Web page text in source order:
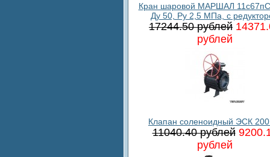
Кран шаровой МАРШАЛ
Ду 50, Ру 2,5 МПа, с
17244.50 рублей
рублей
Клапан соленоидный ЭСК
11040.40 рублей
рублей